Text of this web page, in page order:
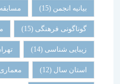
بیانیه انجمن(15) مسابقه معماری
گوناگونی فرهنگی (15) معماری
زیبایی شناسی (14) تهران
استان سال(12) معماری پایدار (12)